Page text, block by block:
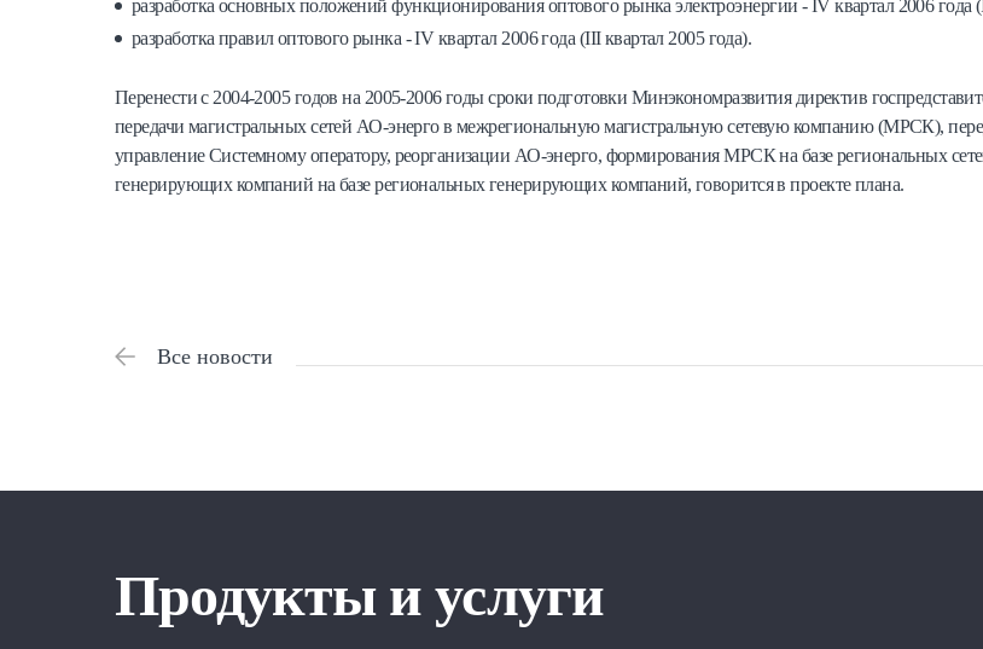
разработка основных положений функционирования оптового рынка электроэнергии - IV квартал 2006 года
разработка правил оптового рынка - IV квартал 2006 года (III квартал 2005 года).
Перенести с 2004-2005 годов на 2005-2006 годы сроки подготовки Минэкономразвития директив
передачи магистральных сетей АО-энерго в межрегиональную магистральную сетевую компанию (МРСК),
управление Системному оператору, реорганизации АО-энерго, формирования МРСК на базе региональных
генерирующих компаний на базе региональных генерирующих компаний, говорится в проекте плана.
Все новости
Продукты и услуги